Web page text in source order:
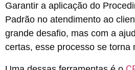
Garantir a aplicação do
Padrão no atendimento ao
grande desafio, mas com a
certas, esse processo se torna